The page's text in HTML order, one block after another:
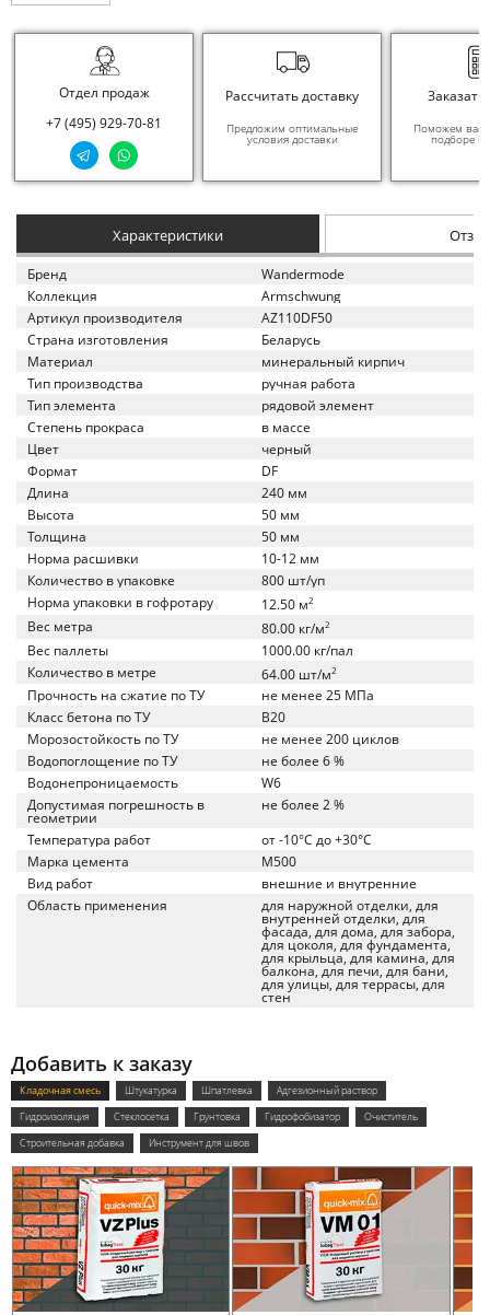
Отдел продаж
+7 (495) 929-70-81
Рассчитать доставку
Предложим оптимальные
условия доставки
Заказать
Поможем вам
подборе
Характеристики
Бренд
Wandermode
Коллекция
Armschwung
Артикул производителя
AZ110DF50
Страна изготовления
Беларусь
Материал
минеральный кирпич
Тип производства
ручная работа
Тип элемента
рядовой элемент
Степень прокраса
в массе
Цвет
черный
Формат
DF
Длина
240 мм
Высота
50 мм
Толщина
50 мм
Норма расшивки
10-12 мм
Количество в упаковке
800 шт/уп
Норма упаковки в гофротару
12.50 м2
Вес метра 80.00 кг/м2
Вес паллеты
1000.00 кг/пал
Количество в метре
64.00 шт/м2
Прочность на сжатие по ТУ
не менее 25 МПа
Класс бетона по ТУ
B20
Морозостойкость по ТУ
не менее 200 циклов
Водопоглощение по ТУ
не более 6 %
Водонепроницаемость
W6
Допустимая погрешность в
геометрии
не более 2 %
Температура работ
от -10°C до +30°C
Марка цемента
M500
Вид работ
внешние и внутренние
Область применения
для наружной отделки, для
внутренней отделки, для
фасада, для дома, для забора,
для цоколя, для фундамента,
для крыльца, для камина, для
балкона, для печи, для бани,
для улицы, для террасы, для
стен
Добавить к заказу
Кладочная смесь Штукатурка Шпатлевка
Адгезионный раствор
Гидроизоляция
Стеклосетка Грунтовка Гидрофобизатор
Очиститель
Строительная добавка
Инструмент для швов